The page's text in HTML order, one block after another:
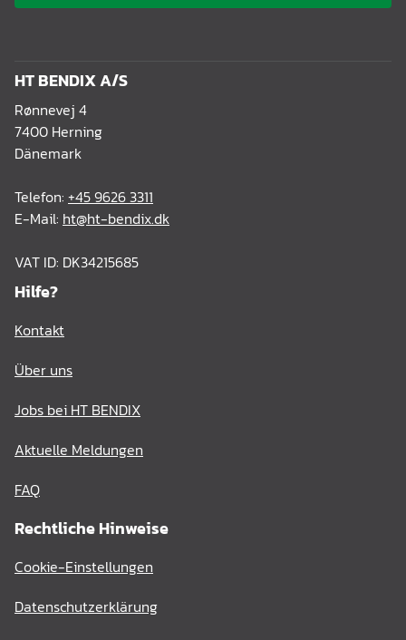
HT BENDIX A/S
Rønnevej 4
7400 Herning
Dänemark
Telefon: +45 9626 3311
E-Mail: ht@ht-bendix.dk
VAT ID: DK34215685
Hilfe?
Kontakt
Über uns
Jobs bei HT BENDIX
Aktuelle Meldungen
FAQ
Rechtliche Hinweise
Cookie-Einstellungen
Datenschutzerklärung